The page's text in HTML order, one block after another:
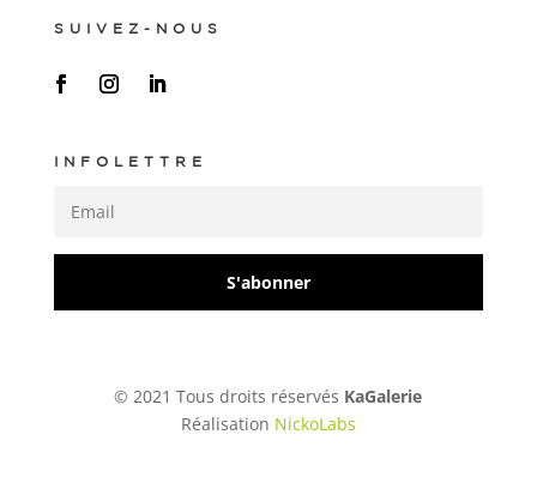
SUIVEZ-NOUS
INFOLETTRE
S'abonner
© 2021 Tous droits réservés KaGalerie
Réalisation NickoLabs